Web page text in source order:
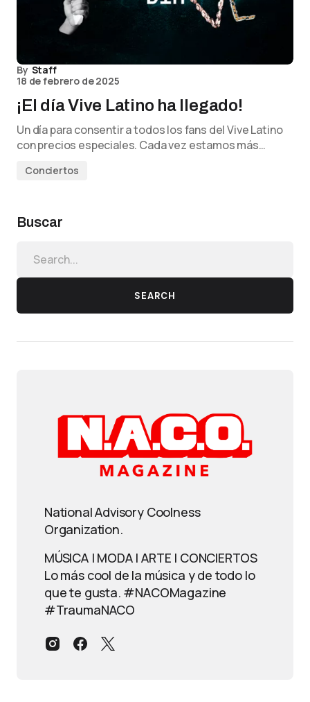
By Staff
18 de febrero de 2025
¡El día Vive Latino ha llegado!
Un día para consentir a todos los fans del Vive Latino
con precios especiales. Cada vez estamos más…
Conciertos
Buscar
SEARCH
National Advisory Coolness
Organization.
MÚSICA | MODA | ARTE | CONCIERTOS
Lo más cool de la música y de todo lo
que te gusta. #NACOMagazine
#TraumaNACO